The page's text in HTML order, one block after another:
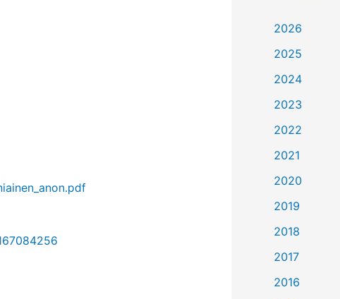
2026
2025
2024
2023
2022
2021
2020
2019
2018
2017
2016